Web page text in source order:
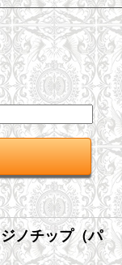
ノチップ（パ